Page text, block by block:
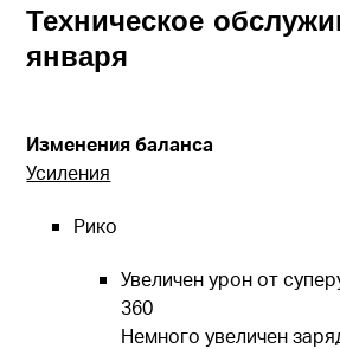
Техническое
января
Изменения баланса
Усиления
Рико
Увеличен урон от
360
Немного увеличен